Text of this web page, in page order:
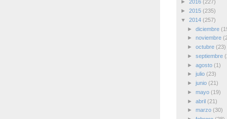
► 2016 (227)
► 2015 (235)
▼ 2014 (257)
► diciembre
► noviembre
► octubre (23)
► septiembre
► agosto (1)
► julio (23)
► junio (21)
► mayo (19)
► abril (21)
► marzo (30)